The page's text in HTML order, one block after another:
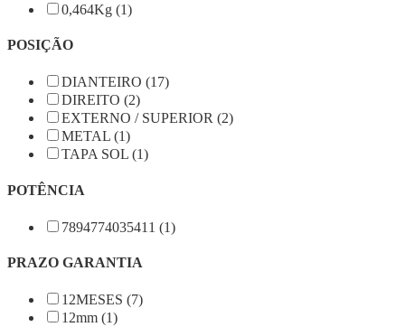
0,464Kg (1)
POSIÇÃO
DIANTEIRO (17)
DIREITO (2)
EXTERNO / SUPERIOR (2)
METAL (1)
TAPA SOL (1)
POTÊNCIA
7894774035411 (1)
PRAZO GARANTIA
12MESES (7)
12mm (1)